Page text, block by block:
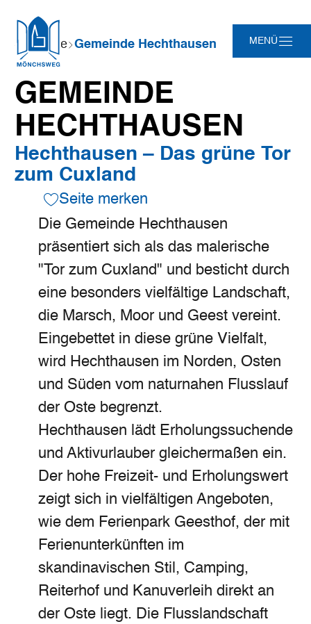
Hauptinhalt
Suche
Navigation
Footer
MENÜ
Sie
sind
hier:
Startseite Gemeinde Hechthausen
GEMEINDE
HECHTHAUSEN
Hechthausen – Das grüne Tor
zum Cuxland
Seite merken
Die Gemeinde Hechthausen
präsentiert sich als das malerische
"Tor zum Cuxland" und besticht durch
eine besonders vielfältige Landschaft,
die Marsch, Moor und Geest vereint.
Eingebettet in diese grüne Vielfalt,
wird Hechthausen im Norden, Osten
und Süden vom naturnahen Flusslauf
der Oste begrenzt.
Hechthausen lädt Erholungssuchende
und Aktivurlauber gleichermaßen ein.
Der hohe Freizeit- und Erholungswert
zeigt sich in vielfältigen Angeboten,
wie dem Ferienpark Geesthof, der mit
Ferienunterkünften im
skandinavischen Stil, Camping,
Reiterhof und Kanuverleih direkt an
der Oste liegt. Die Flusslandschaft